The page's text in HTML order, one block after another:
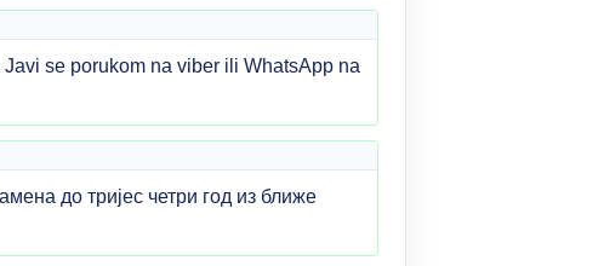
se porukom na viber ili WhatsApp na
до тријес четри год из ближе